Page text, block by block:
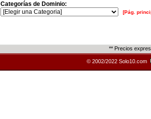
Categorías de Dominio:
[Pág.
** Precios
© 2002/2022 Solo10.com